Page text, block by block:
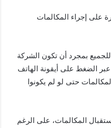
على إجراء المكالمات
بمجرد أن تكون الشركة
الضغط على أيقونة الهاتف
حتى لو لم يكونوا
المكالمات، على الرغم